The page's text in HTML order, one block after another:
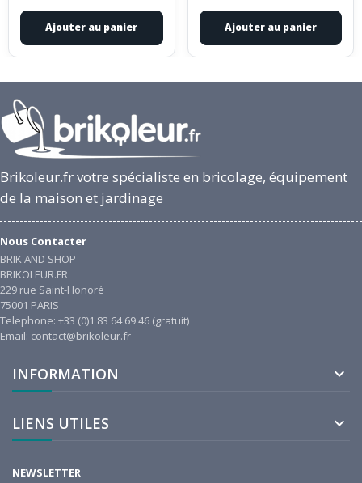
Ajouter au panier Ajouter au panier
Brikoleur.fr votre spécialiste en bricolage, équipement
de la maison et jardinage
Nous Contacter
BRIK AND SHOP
BRIKOLEUR.FR
229 rue Saint-Honoré
75001 PARIS
Telephone: +33 (0)1 83 64 69 46 (gratuit)
Email: contact@brikoleur.fr
INFORMATION 
LIENS UTILES 
NEWSLETTER